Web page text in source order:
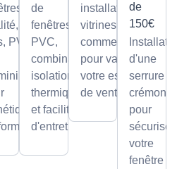
de
en
PVC
et
de
fenêtres
PVC,
combinant
isolation
thermique
et facilité
d'entretien.
installation de
vitrines
commerciales
pour valoriser
votre espace
de vente.
de
150€
d'une
serrure à
crémone
pour
sécuriser
votre
fenêtre